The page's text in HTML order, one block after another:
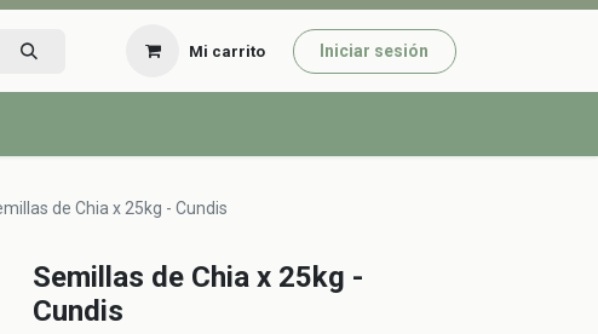
Mi carrito Iniciar sesión
de Chia x 25kg - Cundis
Semillas de Chia x 25kg -
Cundis